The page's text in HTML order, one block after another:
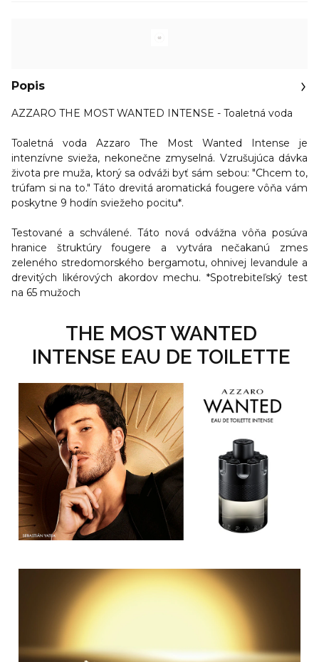
Popis
AZZARO THE MOST WANTED INTENSE - Toaletná voda
Toaletná voda Azzaro The Most Wanted Intense je
intenzívne svieža, nekonečne zmyselná. Vzrušujúca dávka
života pre muža, ktorý sa odváži byť sám sebou: "Chcem to,
trúfam si na to." Táto drevitá aromatická fougere vôňa vám
poskytne 9 hodín sviežeho pocitu*.
Testované a schválené. Táto nová odvážna vôňa posúva
hranice štruktúry fougere a vytvára nečakanú zmes
zeleného stredomorského bergamotu, ohnivej levandule a
drevitých likérových akordov mechu. *Spotrebiteľský test
na 65 mužoch
THE MOST WANTED
INTENSE EAU DE TOILETTE